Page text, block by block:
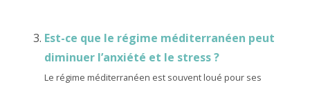
Est-ce que le régime méditerranéen peut
diminuer l’anxiété et le stress ?
Le régime méditerranéen est souvent loué pour ses